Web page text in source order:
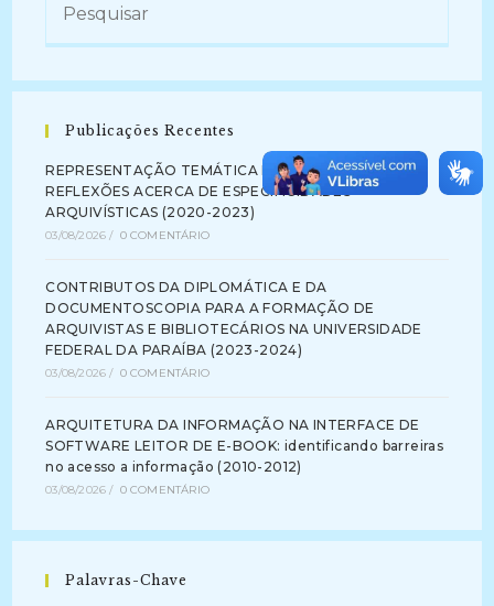
Publicações Recentes
REPRESENTAÇÃO TEMÁTICA DA INFORMAÇÃO:
REFLEXÕES ACERCA DE ESPECIFICIDADES
ARQUIVÍSTICAS (2020-2023)
03/08/2026 / 0 COMENTÁRIO
CONTRIBUTOS DA DIPLOMÁTICA E DA
DOCUMENTOSCOPIA PARA A FORMAÇÃO DE
ARQUIVISTAS E BIBLIOTECÁRIOS NA UNIVERSIDADE
FEDERAL DA PARAÍBA (2023-2024)
03/08/2026 / 0 COMENTÁRIO
ARQUITETURA DA INFORMAÇÃO NA INTERFACE DE
SOFTWARE LEITOR DE E-BOOK: identificando barreiras
no acesso a informação (2010-2012)
03/08/2026 / 0 COMENTÁRIO
Palavras-Chave